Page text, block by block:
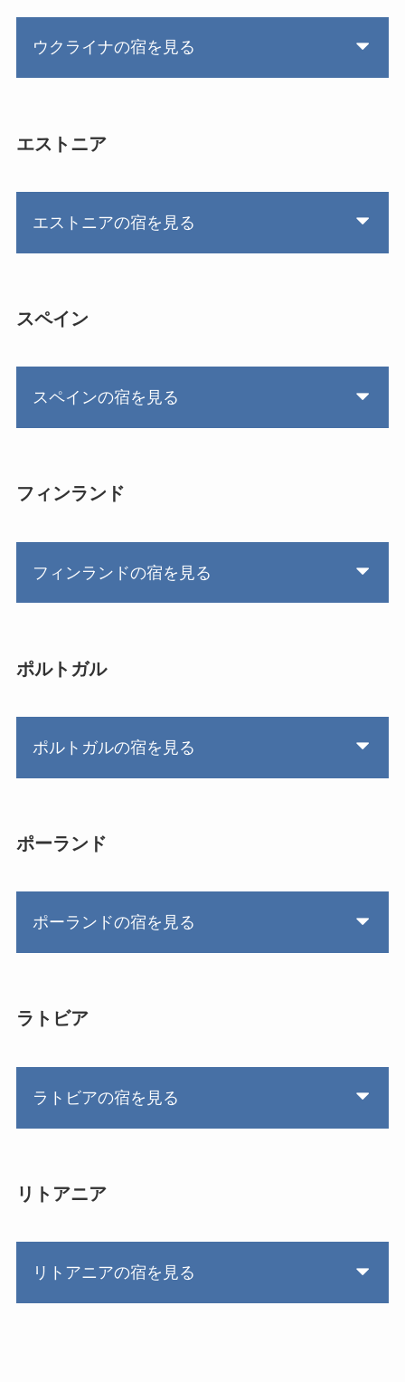
ウクライナの宿を見る
エストニア
エストニアの宿を見る
スペイン
スペインの宿を見る
フィンランド
フィンランドの宿を見る
ポルトガル
ポルトガルの宿を見る
ポーランド
ポーランドの宿を見る
ラトビア
ラトビアの宿を見る
リトアニア
リトアニアの宿を見る